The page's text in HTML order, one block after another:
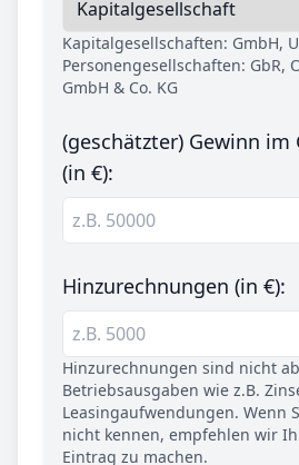
Kapitalgesellschaften: GmbH,
Personengesellschaften: GbR,
GmbH & Co. KG
(geschätzter) Gewinn im
(in €):
Hinzurechnungen (in €):
Hinzurechnungen sind nicht
Betriebsausgaben wie z.B.
Leasingaufwendungen. Wenn
nicht kennen, empfehlen wir
Eintrag zu machen.